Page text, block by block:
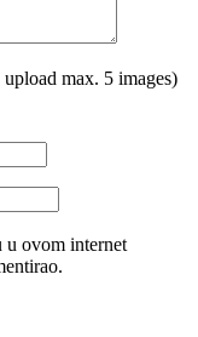
max. 5 images)
u ovom internet